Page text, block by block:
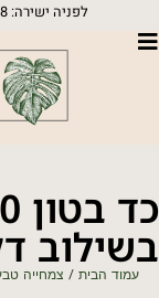
לפניה ישירה: 053-4855388
בשילוב
עמוד הבית / צמחייה